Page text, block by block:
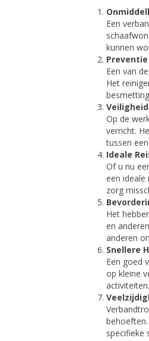
Een
kunnen
Een van
Het
Op de
verricht.
tussen
Ideale
Of u nu
een
zorg
Het
en
anderen
Snellere
Een goed
op kleine
activiteiten.
specifieke